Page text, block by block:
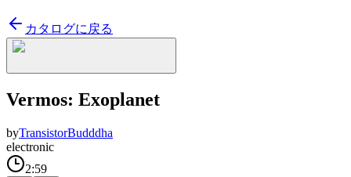
カタログに戻る
Vermos: Exoplanet
byTransistorBudddha
electronic
2:59